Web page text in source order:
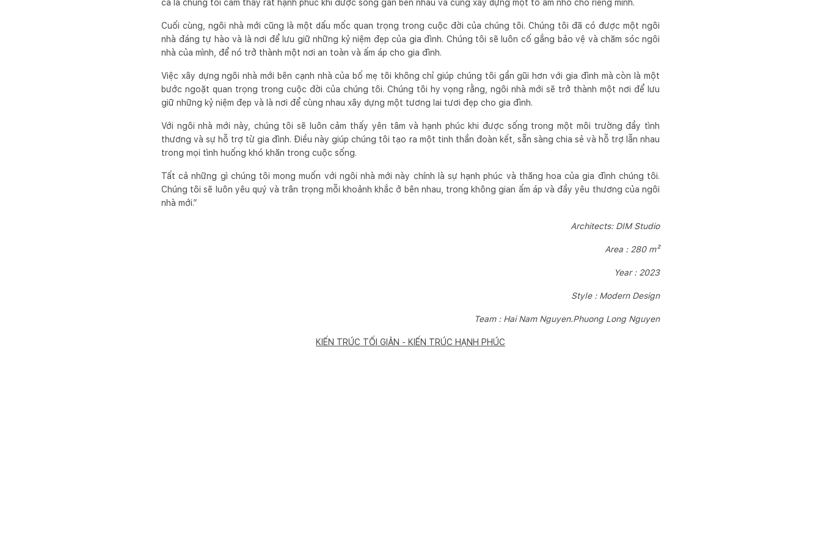
cả là chúng tôi cảm thấy rất hạnh phúc khi được sống gần bên nhau và cùng xây dựng một tổ ấm nhỏ cho riêng mình.
Cuối cùng, ngôi nhà mới cũng là một dấu mốc quan trọng trong cuộc đời của chúng tôi. Chúng tôi đã có được một ngôi
nhà đáng tự hào và là nơi để lưu giữ những kỷ niệm đẹp của gia đình. Chúng tôi sẽ luôn cố gắng bảo vệ và chăm sóc ngôi
nhà của mình, để nó trở thành một nơi an toàn và ấm áp cho gia đình.
Việc xây dựng ngôi nhà mới bên cạnh nhà của bố mẹ tôi không chỉ giúp chúng tôi gần gũi hơn với gia đình mà còn là một
bước ngoặt quan trọng trong cuộc đời của chúng tôi. Chúng tôi hy vọng rằng, ngôi nhà mới sẽ trở thành một nơi để lưu
giữ những kỷ niệm đẹp và là nơi để cùng nhau xây dựng một tương lai tươi đẹp cho gia đình.
Với ngôi nhà mới này, chúng tôi sẽ luôn cảm thấy yên tâm và hạnh phúc khi được sống trong một môi trường đầy tình
thương và sự hỗ trợ từ gia đình. Điều này giúp chúng tôi tạo ra một tinh thần đoàn kết, sẵn sàng chia sẻ và hỗ trợ lẫn nhau
trong mọi tình huống khó khăn trong cuộc sống.
Tất cả những gì chúng tôi mong muốn với ngôi nhà mới này chính là sự hạnh phúc và thăng hoa của gia đình chúng tôi.
Chúng tôi sẽ luôn yêu quý và trân trọng mỗi khoảnh khắc ở bên nhau, trong không gian ấm áp và đầy yêu thương của ngôi
nhà mới.”
Architects: DIM Studio
Area : 280 m²
Year : 2023
Style : Modern Design
Team : Hai Nam Nguyen.Phuong Long Nguyen
KIẾN TRÚC TỐI GIẢN - KIẾN TRÚC HẠNH PHÚC